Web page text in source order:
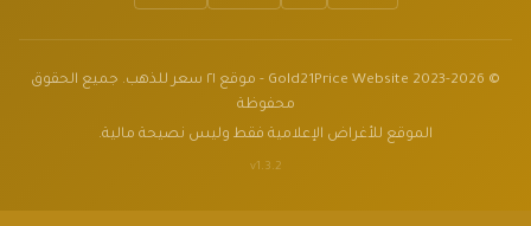
© 2023-2026 Gold21Price Website - موقع ٢١ سعر للذهب. جميع الحقوق
محفوظة
الموقع للأغراض الإعلامية فقط وليس نصيحة مالية.
v1.3.2